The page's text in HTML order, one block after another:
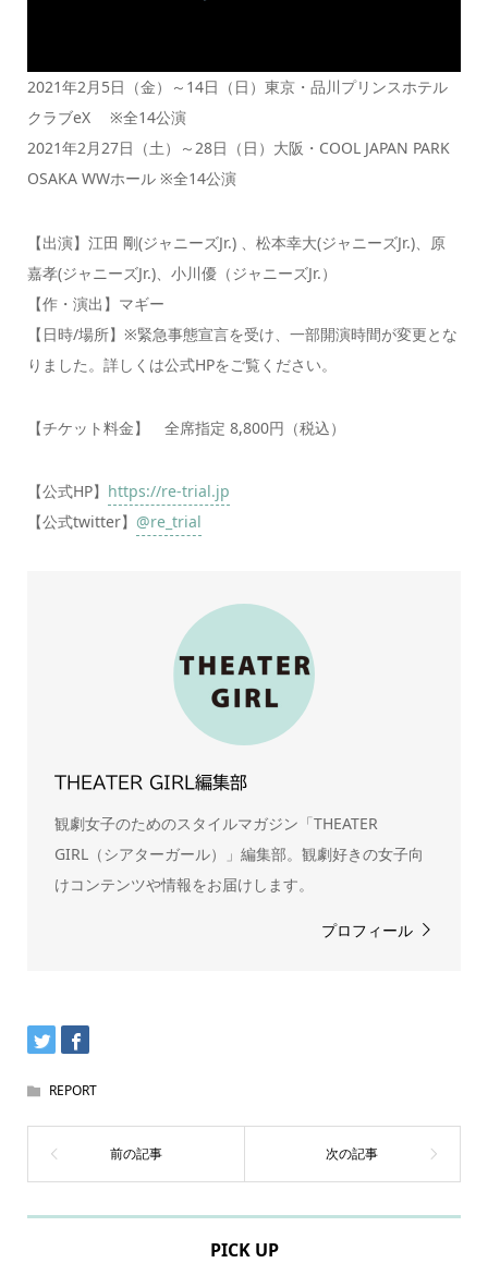
2021年2月5日（金）～14日（日）東京・品川プリンスホテル
クラブeX ※全14公演
2021年2月27日（土）～28日（日）大阪・COOL JAPAN PARK
OSAKA WWホール ※全14公演
【出演】江田 剛(ジャニーズJr.) 、松本幸大(ジャニーズJr.)、原
嘉孝(ジャニーズJr.)、小川優（ジャニーズJr.）
【作・演出】マギー
【日時/場所】※緊急事態宣言を受け、一部開演時間が変更とな
りました。詳しくは公式HPをご覧ください。
【チケット料金】 全席指定 8,800円（税込）
【公式HP】 https://re-trial.jp
【公式twitter】 @re_trial
THEATER GIRL編集部
観劇女子のためのスタイルマガジン「THEATER
GIRL（シアターガール）」編集部。観劇好きの女子向
けコンテンツや情報をお届けします。
プロフィール
REPORT
PICK UP